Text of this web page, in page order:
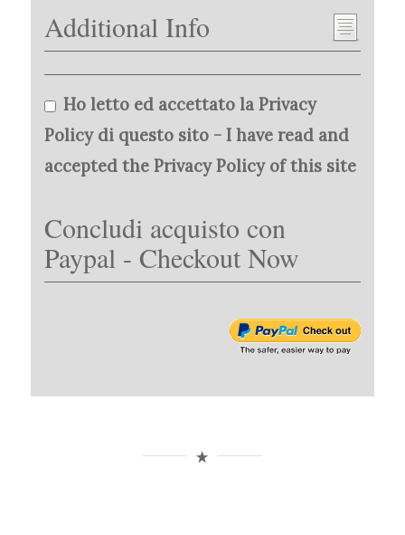
Additional Info
Ho letto ed accettato la Privacy
Policy di questo sito - I have read and
accepted the Privacy Policy of this site
Concludi acquisto con
Paypal - Checkout Now